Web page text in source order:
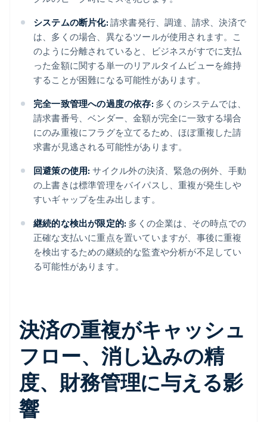
システムの断片化: 請求書発行、調達、請求、決済で
は、多くの場合、異なるツールが使用されます。こ
のように分離されていると、ビジネスがすでに支払
った金額に関する単一のリアルタイムビューを維持
することが困難になる可能性があります。
完全一致管理への過度の依存: 多くのシステムでは、
請求書番号、ベンダー、金額が完全に一致する場合
にのみ重複にフラグを立てるため、ほぼ重複した請
求書が見逃される可能性があります。
回避策の使用: サイクル外の決済、緊急の例外、手動
の上書きは標準管理をバイパスし、重複が発生しや
すいギャップを生み出します。
継続的な検出が限定的: 多くの企業は、その時点での
正確な支払いに重点を置いていますが、事後に重複
を検出するための継続的な監査や分析が不足してい
る可能性があります。
決済の重複がキャッシュ
フロー、消し込みの精
度、財務管理に与える影
響